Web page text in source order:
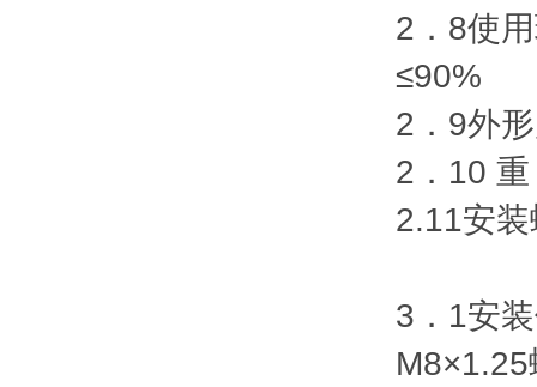
2．8使
≤90%
2．9外
2．10
2.11安
3．1安